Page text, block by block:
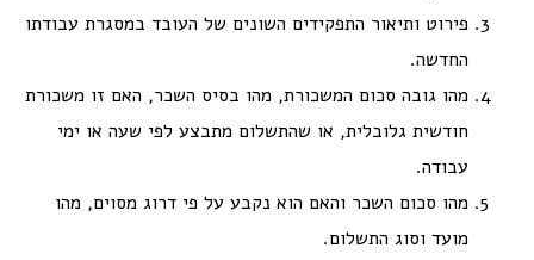
פירוט ותיאור התפקידים השונים של העובד במסגרת עבודתו
החדשה.
מהו גובה סכום המשכורת, מהו בסיס השכר, האם זו משכורת
חודשית גלובלית, או שהתשלום מתבצע לפי שעה או ימי
עבודה.
מהו סכום השכר והאם הוא נקבע על פי דרוג מסוים, מהו
מועד וסוג התשלום.